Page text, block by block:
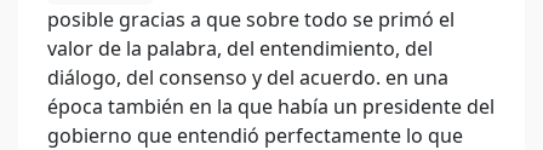
posible gracias a que sobre todo se primó el
valor de la palabra, del entendimiento, del
diálogo, del consenso y del acuerdo. en una
época también en la que había un presidente del
gobierno que entendió perfectamente lo que